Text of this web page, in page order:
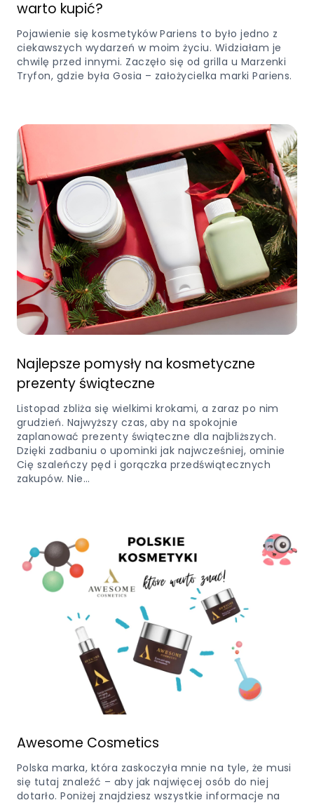
warto kupić?
Pojawienie się kosmetyków Pariens to było jedno z
ciekawszych wydarzeń w moim życiu. Widziałam je
chwilę przed innymi. Zaczęło się od grilla u Marzenki
Tryfon, gdzie była Gosia – założycielka marki Pariens.
Najlepsze pomysły na kosmetyczne
prezenty świąteczne
Listopad zbliża się wielkimi krokami, a zaraz po nim
grudzień. Najwyższy czas, aby na spokojnie
zaplanować prezenty świąteczne dla najbliższych.
Dzięki zadbaniu o upominki jak najwcześniej, ominie
Cię szaleńczy pęd i gorączka przedświątecznych
zakupów. Nie…
Awesome Cosmetics
Polska marka, która zaskoczyła mnie na tyle, że musi
się tutaj znaleźć – aby jak najwięcej osób do niej
dotarło. Poniżej znajdziesz wszystkie informacje na